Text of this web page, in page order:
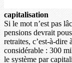
capitalisation
Si le mot n’est pas
pensions devrait
retraites, c’est-à-
considérable : 300
le système par